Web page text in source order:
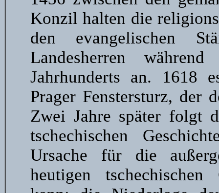
Konzil halten die
den evangelischen
Landesherren
Jahrhunderts an. 1618
Prager Fenstersturz, der
Zwei Jahre später folgt
tschechischen
Ursache für die
heutigen tschechischen